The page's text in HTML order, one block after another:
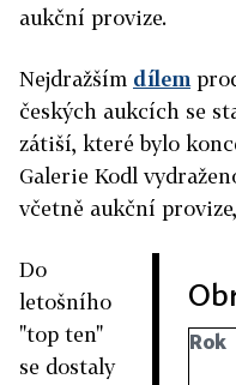
aukční provize.
Nejdražším dílem
českých aukcích se
zátiší, které bylo
Galerie Kodl
včetně aukční
Rok
Do
letošního
"top ten"
se dostaly